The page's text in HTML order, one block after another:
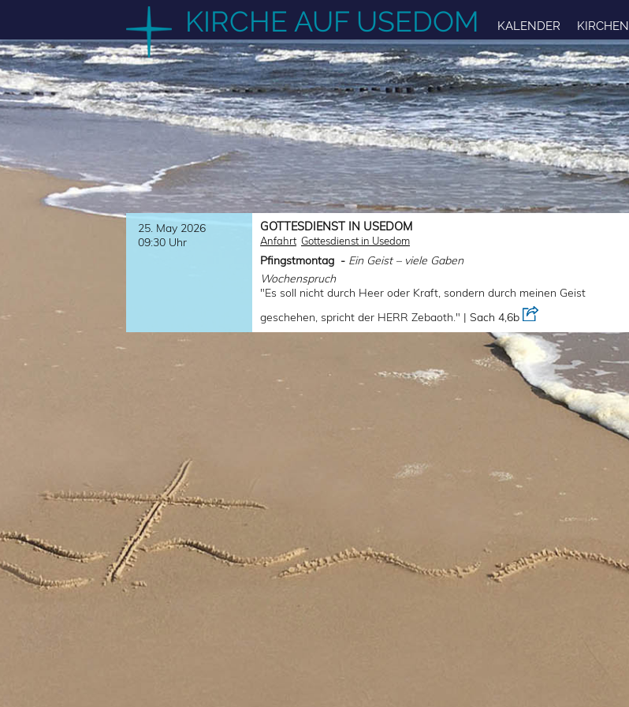
springen
KIRCHE AUF USEDOM KALENDER KIRCHEN
25. May 2026
09:30 Uhr
GOTTESDIENST IN USEDOM
Anfahrt Gottesdienst in Usedom
Pfingstmontag - Ein Geist – viele Gaben
Wochenspruch
"Es soll nicht durch Heer oder Kraft, sondern durch meinen Geist
geschehen, spricht der HERR Zebaoth." | Sach 4,6b